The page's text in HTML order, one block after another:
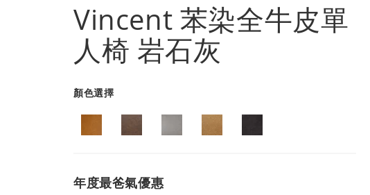
Vincent 苯染全牛皮單
人椅 岩石灰
顏色選擇
年度最爸氣優惠